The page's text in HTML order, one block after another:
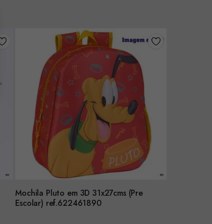
Mochila Pluto em 3D 31x27cms (Pre
Escolar) ref.622461890
Encomendar